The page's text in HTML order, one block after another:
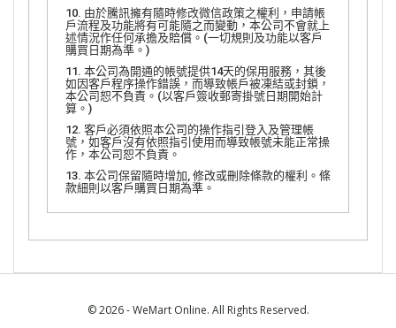
10. 由於騰訊擁有隨時修改微信政策之權利，申請帳
戶流程及功能將有可能隨之而變動，本公司不會就上
述情況作任何承擔及賠償。(一切規則及功能以客戶
購買日期為準。)
11. 本公司為開通的帳號提供14天的保用服務，其後
如因客戶程序操作錯誤，而導致帳戶被凍結或封鎖，
本公司恕不負責。(以客戶簽收郵寄掛號日期開始計
算。)
12. 客戶必須依照本公司的操作指引登入及管理帳
號，如客戶沒有依照指引使用而導致帳號未能正常操
作，本公司恕不負責。
13. 本公司保留隨時增加, 修改或刪除條款的權利。條
款細則以客戶購買日期為準。
© 2026 - WeMart Online. All Rights Reserved.